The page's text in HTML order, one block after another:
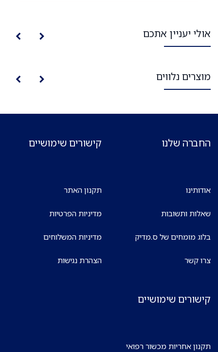
אולי יעניין אתכם
מוצרים נלווים
החברה שלנו
אודותינו
שאלות ותשובות
בלוג מומחים של ס.מדיק
צרו קשר
קישורים שימושיים
תקנון האתר
מדיניות הפרטיות
מדיניות המשלוחים
הצהרת נגישות
קישורים שימושיים
תקנון אחריות מכשור רפואי